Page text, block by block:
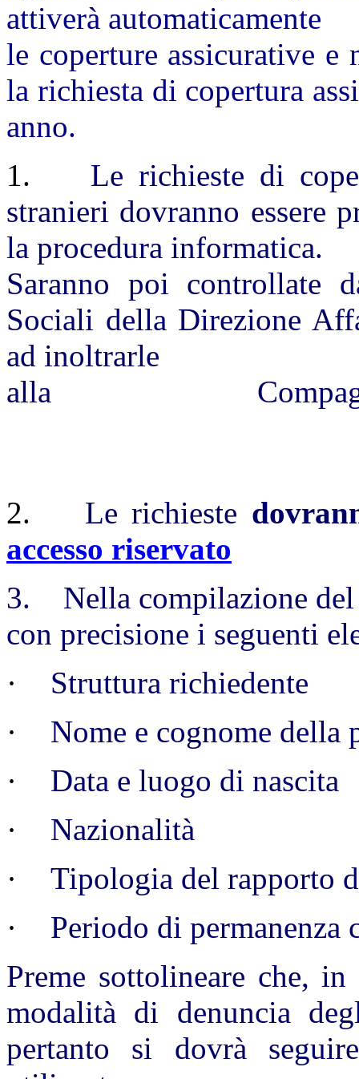
attiverà automaticamente
le coperture assicurative e
la richiesta di copertura
anno.
1.
Le richieste di
stranieri dovranno essere
la procedura informatica.
Saranno poi controllate
Sociali della Direzione
ad inoltrarle
alla
2. Le richieste
accesso riservato
3. Nella compilazione del
con precisione i seguenti
·
Struttura richiedente
·
Nome e cognome della
·
Data e luogo di nascita
·
Nazionalità
·
Tipologia del rapporto
·
Periodo di permanenza
Preme sottolineare che,
modalità di denuncia
pertanto si dovrà